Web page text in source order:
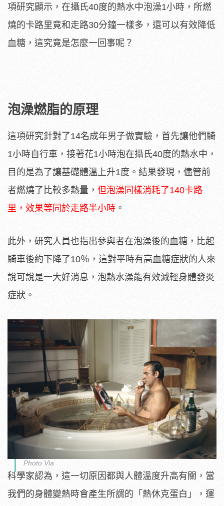
項研究顯示，在攝氏40度的熱水中泡澡1小時，所燃
燒的卡路里竟和走路30分鐘一樣多，還可以有效降低
血糖，這究竟是怎麼一回事呢？
泡澡燃脂的原理
這項研究針對了14名成年男子做實驗，首先讓他們騎
1小時自行車，接著花1小時泡在攝氏40度的熱水中，
目的是為了讓基礎體溫上升1度。結果發現，儘管前
者燃燒了比較多熱量， 但泡澡同樣消耗了140卡路
里，效果等同於走路半小時 。
此外，研究人員也指出參與者在泡澡後的血糖，比起
騎車後約下降了10％，這對平時有高血糖症狀的人來
說可說是一大好消息，泡熱水澡能有效減輕身體發炎
症狀。
Photo Via
科學家認為，這一切原因都與人體溫度升高有關，當
我們的身體變熱時會產生所謂的「熱休克蛋白」，運